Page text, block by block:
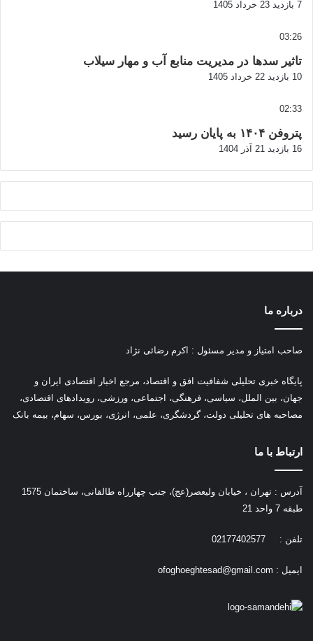
7 بازدید 23 خرداد 1405
03:26
تاثیر سدها در مدیریت منابع آب و مهار سیلاب
10 بازدید 22 خرداد 1405
02:33
پتروفن ۱۴۰۴ به پایان رسید
16 بازدید 21 آذر 1404
درباره ما
صاحب امتیاز و مدیر مسئول : اکرم رضائی نژاد
پایگاه خبری تحلیلی شفافیت افق و اقتصاد، مرجع اخبار اقتصادی ایران و
جهان، بین الملل، سیاسی، فرهنگی، اجتماعی، ورزشی، رویدادهای اقتصادی،
مصاحبه های تحلیلی دولت، گردشگری، علمی، انرژی، بورس، سهام، بیمه بانک
ارتباط با ما
آدرس : تهران ، خیابان ولیعصر(عج)، جنب چهارراه طالقانی، ساختمان 1575
طبقه 7 واحد 21
تلفن : 02177402577
ایمیل : ofoghoeghtesad@gmail.com